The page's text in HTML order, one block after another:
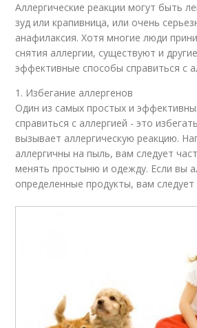
Аллергические реакции могут быть
зуд или крапивница, или очень
анафилаксия. Хотя многие люди
снятия аллергии, существуют и
эффективные способы справиться с
1. Избегание аллергенов
Один из самых простых и
справиться с аллергией - это
вызывает аллергическую реакцию.
аллергичны на пыль, вам следует
менять простыню и одежду. Если вы
определенные продукты, вам следует